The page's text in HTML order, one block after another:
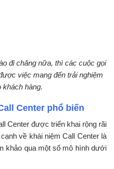
đi chăng nữa, thì các cuộc gọi
việc mang đến trải nghiệm
khách hàng.
Center phổ biến
Center được triển khai rộng rãi
về khái niệm Call Center là
khảo qua một số mô hình dưới